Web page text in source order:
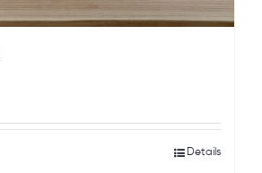
Details